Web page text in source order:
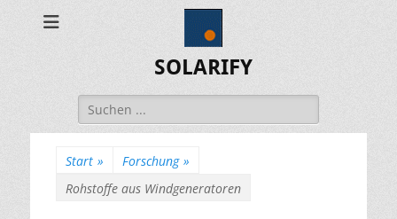
SOLARIFY
Suchen
nach:
Start » Forschung »
Rohstoffe aus Windgeneratoren